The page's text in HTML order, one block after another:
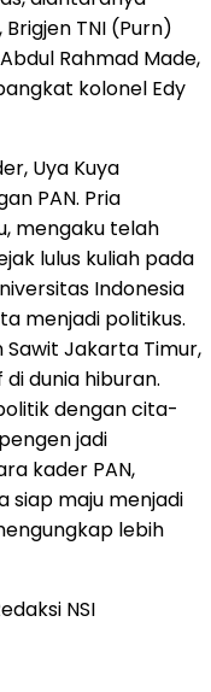
TNI (Purn)
Rahmad Made,
kolonel Edy
Uya Kuya
PAN. Pria
mengaku telah
lulus kuliah pada
Indonesia
menjadi politikus.
Jakarta Timur,
dunia hiburan.
dengan cita-
jadi
kader PAN,
siap maju menjadi
lebih
NSI